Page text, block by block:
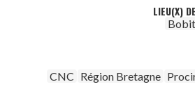
LIEU(X)
CNC Région Bretagne